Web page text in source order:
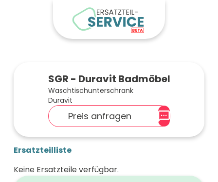
SGR - Duravit Badmöbel
Waschtischunterschrank
Duravit
Preis anfragen
Ersatzteilliste
Keine Ersatzteile verfügbar.